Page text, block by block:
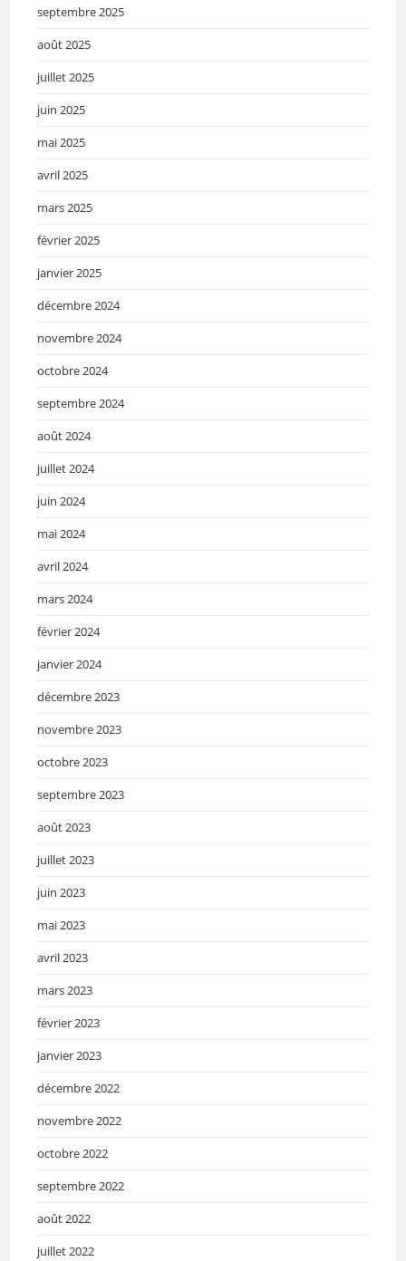
septembre 2025
août 2025
juillet 2025
juin 2025
mai 2025
avril 2025
mars 2025
février 2025
janvier 2025
décembre 2024
novembre 2024
octobre 2024
septembre 2024
août 2024
juillet 2024
juin 2024
mai 2024
avril 2024
mars 2024
février 2024
janvier 2024
décembre 2023
novembre 2023
octobre 2023
septembre 2023
août 2023
juillet 2023
juin 2023
mai 2023
avril 2023
mars 2023
février 2023
janvier 2023
décembre 2022
novembre 2022
octobre 2022
septembre 2022
août 2022
juillet 2022